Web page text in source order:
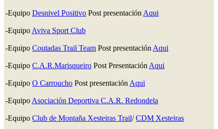
-Equipo Desnivel Positivo Post presentación Aqui
-Equipo Aviva Sport Club
-Equipo Coutadas Trail Team Post presentación Aqui
-Equipo C.A.R.Marisqueiro Post Presentación Aqui
-Equipo O Carroucho Post presentación Aqui
-Equipo Asociación Deportiva C.A.R. Redondela
-Equipo Club de Montaña Xesteiras Trail/CDM Xesteiras